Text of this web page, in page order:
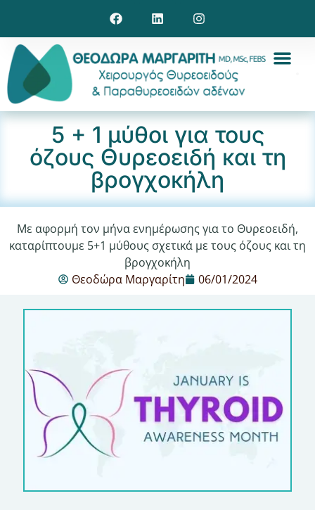
5 + 1 μύθοι για τους
όζους Θυρεοειδή και τη
βρογχοκήλη
Με αφορμή τον μήνα ενημέρωσης για το Θυρεοειδή,
καταρίπτουμε 5+1 μύθους σχετικά με τους όζους και τη
βρογχοκήλη
Θεοδώρα Μαργαρίτη
06/01/2024